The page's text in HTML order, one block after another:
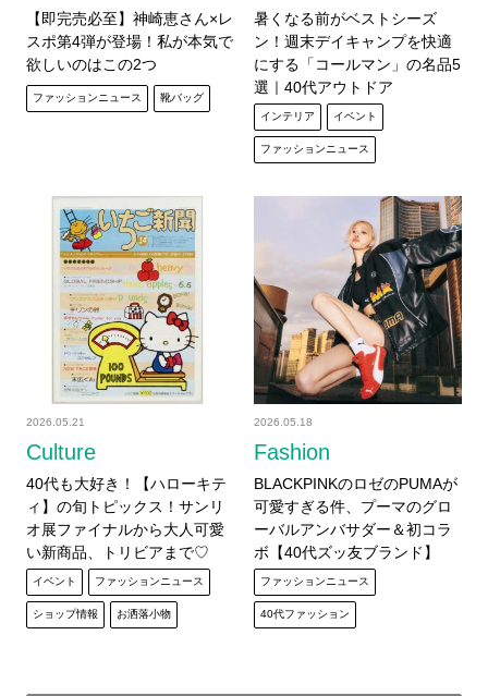
【即完売必至】神崎恵さん×レ
スポ第4弾が登場！私が本気で
欲しいのはこの2つ
ファッションニュース 靴バッグ
暑くなる前がベストシーズ
ン！週末デイキャンプを快適
にする「コールマン」の名品5
選｜40代アウトドア
インテリア イベント
ファッションニュース
Culture
2026.05.21
40代も大好き！【ハローキテ
ィ】の旬トピックス！サンリ
オ展ファイナルから大人可愛
い新商品、トリビアまで♡
イベント ファッションニュース
ショップ情報 お洒落小物
Fashion
2026.05.18
BLACKPINKのロゼのPUMAが
可愛すぎる件、プーマのグロ
ーバルアンバサダー＆初コラ
ボ【40代ズッ友ブランド】
ファッションニュース
40代ファッション